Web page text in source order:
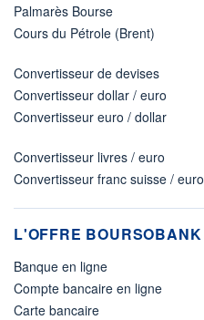
Palmarès Bourse
Cours du Pétrole (Brent)
Convertisseur de devises
Convertisseur dollar / euro
Convertisseur euro / dollar
Convertisseur livres / euro
Convertisseur franc suisse / euro
L'OFFRE BOURSOBANK
Banque en ligne
Compte bancaire en ligne
Carte bancaire